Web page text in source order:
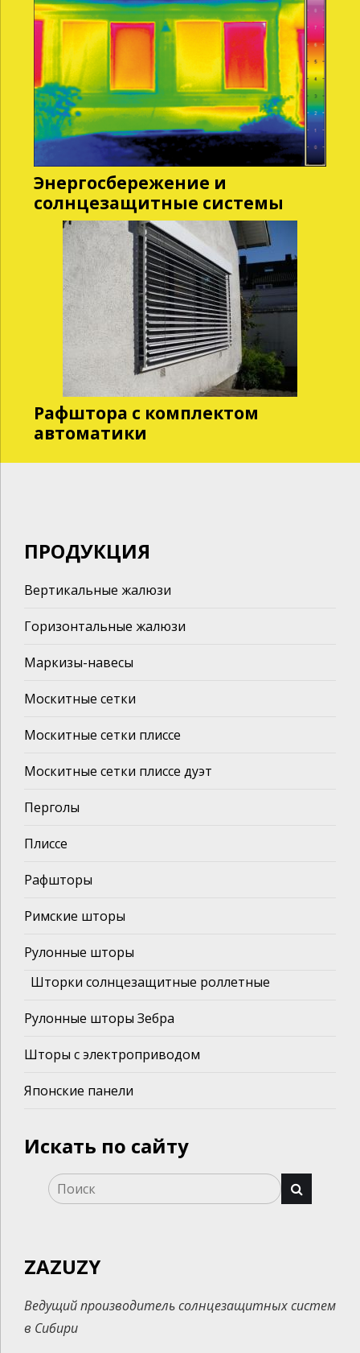
Энергосбережение и
солнцезащитные системы
Рафштора с комплектом
автоматики
ПРОДУКЦИЯ
Вертикальные жалюзи
Горизонтальные жалюзи
Маркизы-навесы
Москитные сетки
Москитные сетки плиссе
Москитные сетки плиссе дуэт
Перголы
Плиссе
Рафшторы
Римские шторы
Рулонные шторы
Шторки солнцезащитные роллетные
Рулонные шторы Зебра
Шторы с электроприводом
Японские панели
Искать по сайту
ZAZUZY
Ведущий производитель солнцезащитных систем
в Сибири